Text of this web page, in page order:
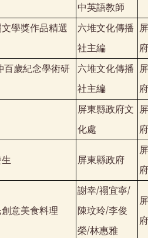
中英語教師
學獎作品精選
六堆文化傳播
社主編
府
百歲紀念學術研
六堆文化傳播
社主編
府
屏東縣政府文
化處
府
屏東縣政府
府
意美食料理
謝幸/禤宜寧/
陳玟玲/李俊
榮/林惠雅
府